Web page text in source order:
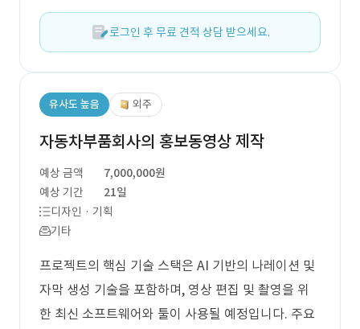
로그인 후 무료 견적 상담 받으세요.
유사도 높음 외주
자동차부품회사의 홍보동영상 제작
예상 금액
7,000,000원
예상 기간
21일
디자인 · 기획
기타
프로젝트의 핵심 기술 스택은 AI 기반의 나레이션 및
자막 생성 기술을 포함하며, 영상 편집 및 촬영을 위
한 최신 소프트웨어와 툴이 사용될 예정입니다. 주요